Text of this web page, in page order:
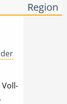
Region